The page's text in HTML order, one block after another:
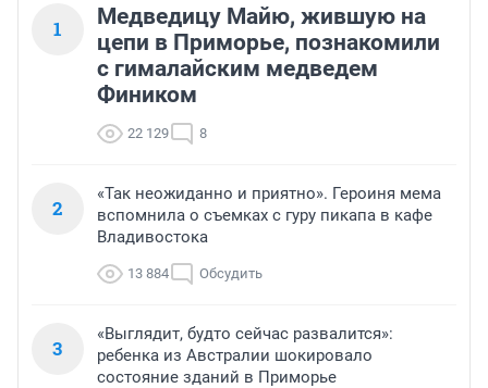
1
Медведицу Майю, жившую на
цепи в Приморье, познакомили
с гималайским медведем
Фиником
22 129 8
2
«Так неожиданно и приятно». Героиня мема
вспомнила о съемках с гуру пикапа в кафе
Владивостока
13 884 Обсудить
3
«Выглядит, будто сейчас развалится»:
ребенка из Австралии шокировало
состояние зданий в Приморье